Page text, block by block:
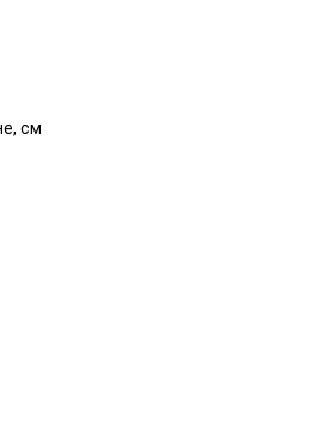
см